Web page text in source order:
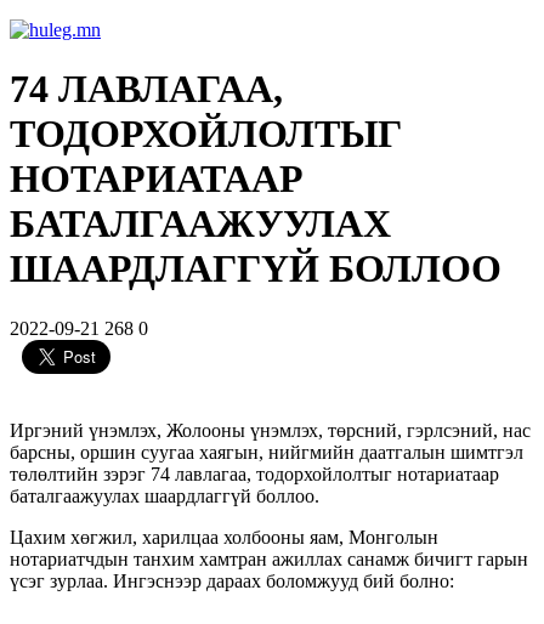
74 ЛАВЛАГАА,
ТОДОРХОЙЛОЛТЫГ
НОТАРИАТААР
БАТАЛГААЖУУЛАХ
ШААРДЛАГГҮЙ БОЛЛОО
2022-09-21 268 0
Иргэний үнэмлэх, Жолооны үнэмлэх, төрсний, гэрлсэний, нас
барсны, оршин суугаа хаягын, нийгмийн даатгалын шимтгэл
төлөлтийн зэрэг 74 лавлагаа, тодорхойлолтыг нотариатаар
баталгаажуулах шаардлаггүй боллоо.
Цахим хөгжил, харилцаа холбооны яам, Монголын
нотариатчдын танхим хамтран ажиллах санамж бичигт гарын
үсэг зурлаа. Ингэснээр дараах боломжууд бий болно: